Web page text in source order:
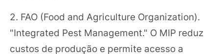
2. FAO (Food and Agriculture Organization).
"Integrated Pest Management." O MIP reduz
custos de produção e permite acesso a